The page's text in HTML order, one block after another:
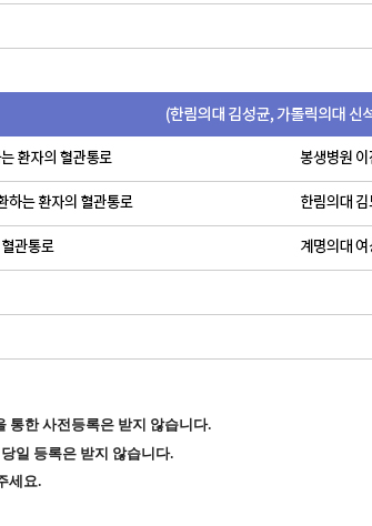
통한 사전등록은 받지 않습니다.
당일 등록은 받지 않습니다.
세요.